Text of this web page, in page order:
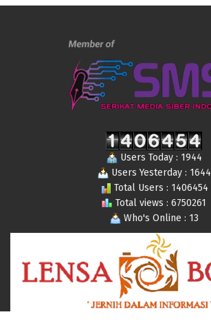
Users Today : 1944
Users Yesterday : 1644
Total Users : 1406454
Total views : 6750261
Who's Online : 13